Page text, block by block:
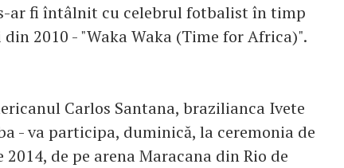
ar fi întâlnit cu celebrul fotbalist în timp
2010 - "Waka Waka (Time for Africa)".
Carlos Santana, brazilianca Ivete
- va participa, duminică, la ceremonia de
de pe arena Maracana din Rio de